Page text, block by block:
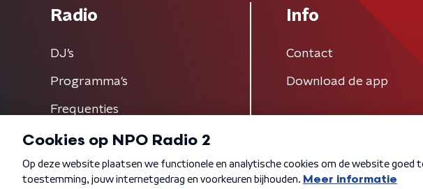
Radio
DJ’s
Programma's
Frequenties
Info
Contact
Download de app